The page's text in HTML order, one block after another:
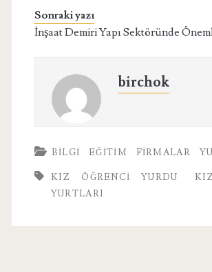
Sonraki yazı
İnşaat Demiri Yapı Sektöründe
birchok
BILGI EĞITIM FIRMALAR
KIZ ÖĞRENCI YURDU
YURTLARI